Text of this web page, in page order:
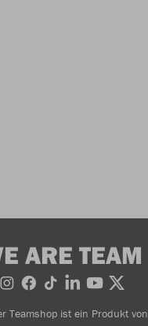
ARE TEAM
Teamshop ist ein Produkt von